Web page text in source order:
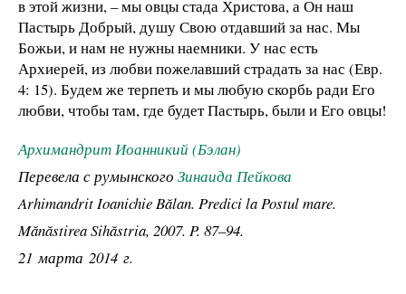
в этой жизни, – мы овцы стада Христова, а Он наш
Пастырь Добрый, душу Свою отдавший за нас. Мы
Божьи, и нам не нужны наемники. У нас есть
Архиерей, из любви пожелавший страдать за нас (Евр.
4: 15). Будем же терпеть и мы любую скорбь ради Его
любви, чтобы там, где будет Пастырь, были и Его овцы!
Архимандрит Иоанникий (Бэлан)
Перевела с румынского Зинаида Пейкова
Arhimandrit Ioanichie Bălan. Predici la Postul mare.
Mănăstirea Sihăstria, 2007. P. 87–94.
21 марта 2014 г.